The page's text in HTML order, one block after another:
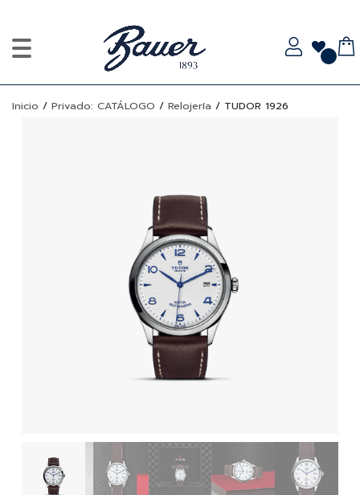
Inicio / Privado: CATÁLOGO / Relojería / TUDOR 1926